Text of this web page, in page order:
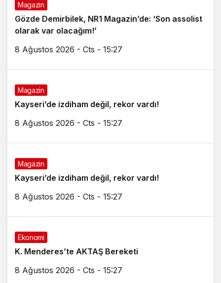
Magazin
Gözde Demirbilek, NR1 Magazin’de: ‘Son assolist
olarak var olacağım!’
8 Ağustos 2026 - Cts - 15:27
Magazin
Kayseri’de izdiham değil, rekor vardı!
8 Ağustos 2026 - Cts - 15:27
Magazin
Kayseri’de izdiham değil, rekor vardı!
8 Ağustos 2026 - Cts - 15:27
Ekonomi
K. Menderes’te AKTAŞ Bereketi
8 Ağustos 2026 - Cts - 15:27